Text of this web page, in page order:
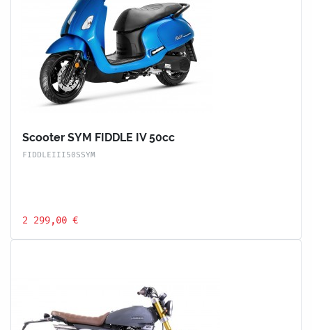
Scooter SYM FIDDLE IV 50cc
FIDDLEIII50SSYM
2 299,00 €